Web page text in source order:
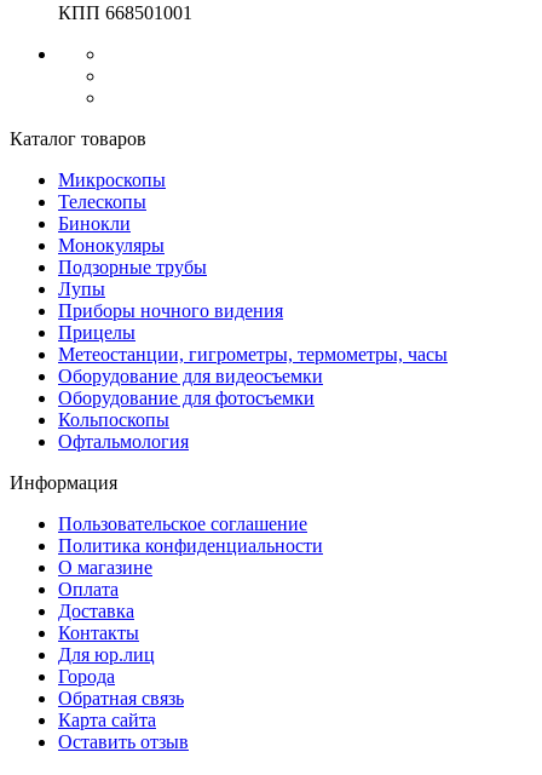
КПП 668501001
Каталог товаров
Микроскопы
Телескопы
Бинокли
Монокуляры
Подзорные трубы
Лупы
Приборы ночного видения
Прицелы
Метеостанции, гигрометры, термометры, часы
Оборудование для видеосъемки
Оборудование для фотосъемки
Кольпоскопы
Офтальмология
Информация
Пользовательское соглашение
Политика конфиденциальности
О магазине
Оплата
Доставка
Контакты
Для юр.лиц
Города
Обратная связь
Карта сайта
Оставить отзыв